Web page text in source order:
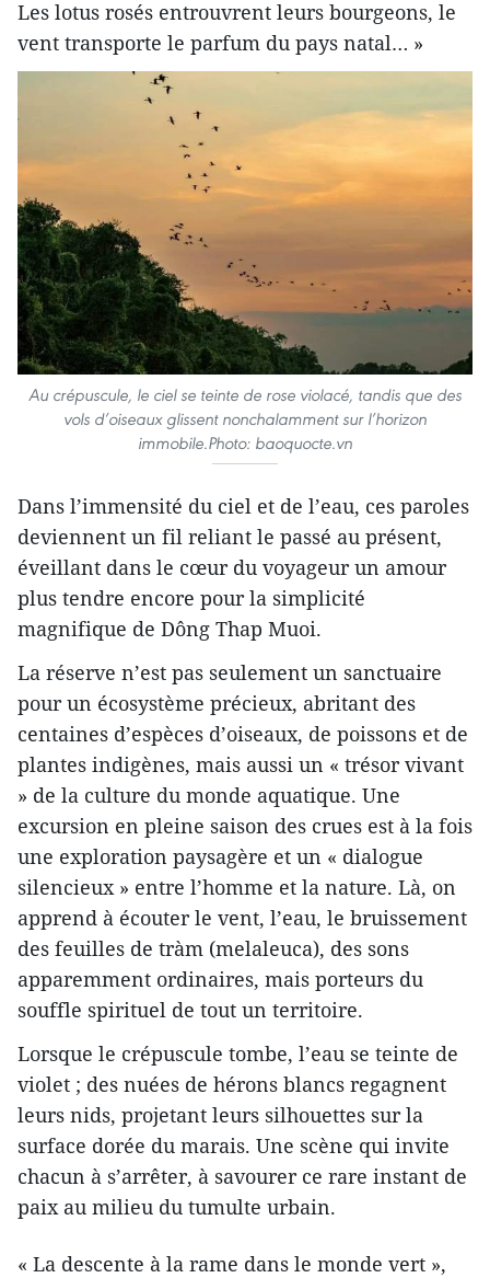
Les lotus rosés entrouvrent leurs bourgeons, le
vent transporte le parfum du pays natal… »
Au crépuscule, le ciel se teinte de rose violacé, tandis que des
vols d’oiseaux glissent nonchalamment sur l’horizon
immobile.Photo: baoquocte.vn
Dans l’immensité du ciel et de l’eau, ces paroles
deviennent un fil reliant le passé au présent,
éveillant dans le cœur du voyageur un amour
plus tendre encore pour la simplicité
magnifique de Dông Thap Muoi.
La réserve n’est pas seulement un sanctuaire
pour un écosystème précieux, abritant des
centaines d’espèces d’oiseaux, de poissons et de
plantes indigènes, mais aussi un « trésor vivant
» de la culture du monde aquatique. Une
excursion en pleine saison des crues est à la fois
une exploration paysagère et un « dialogue
silencieux » entre l’homme et la nature. Là, on
apprend à écouter le vent, l’eau, le bruissement
des feuilles de tràm (melaleuca), des sons
apparemment ordinaires, mais porteurs du
souffle spirituel de tout un territoire.
Lorsque le crépuscule tombe, l’eau se teinte de
violet ; des nuées de hérons blancs regagnent
leurs nids, projetant leurs silhouettes sur la
surface dorée du marais. Une scène qui invite
chacun à s’arrêter, à savourer ce rare instant de
paix au milieu du tumulte urbain.
« La descente à la rame dans le monde vert »,